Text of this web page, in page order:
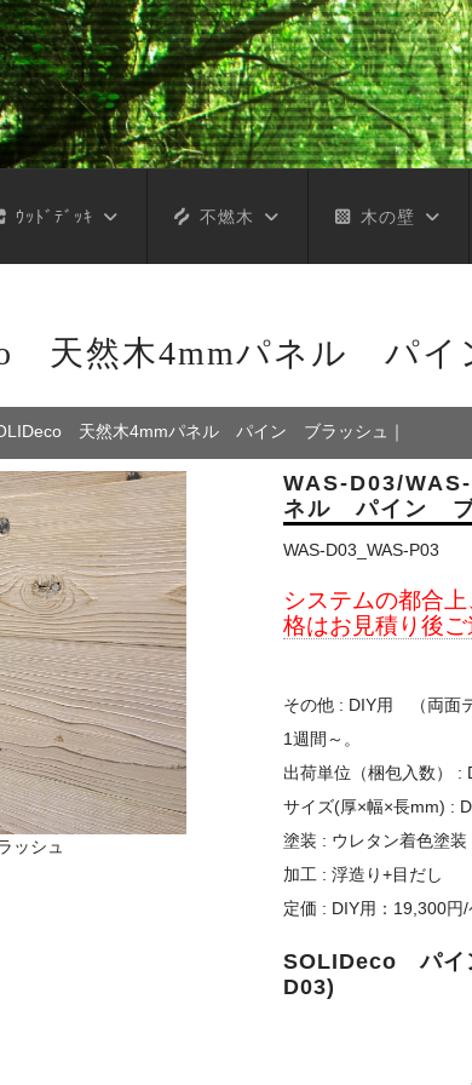
ｳｯﾄﾞﾃﾞｯｷ 不燃木 木の壁
天然木4mmパネル パ
天然木4mmパネル パイン ブラッシュ ｜
ッシュ
WAS-D03/
ネル パイン ブ
WAS-D03_WAS-P03
システムの都合
格はお見積り後ご
その他 : DIY用 （両面
1週間～。
出荷単位（梱包入数） :
サイズ(厚×幅×長mm) :
塗装 : ウレタン着色塗装
加工 : 浮造り+目だし
定価 : DIY用：19,300
SOLIDeco パイ
D03)